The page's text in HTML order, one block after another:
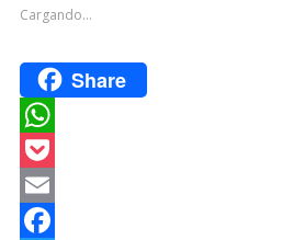
Cargando...
Share
W
h
a
P
oE